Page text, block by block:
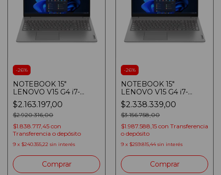
-26%
NOTEBOOK 15"
LENOVO V15 G4 i7-
13620H 8GB SSD 512GB
FULLHD IRON GREY
$2.163.197,00
$2.920.316,00
$1.838.717,45 con
Transferencia o depósito
9 x $240.355,22 sin interés
-26%
NOTEBOOK 15"
LENOVO V15 G4 i7-
13620H 16GB SSD 512GB
FULLHD IRON GREY
$2.338.339,00
$3.156.758,00
$1.987.588,15 con Transferencia
o depósito
9 x $259.815,44 sin interés